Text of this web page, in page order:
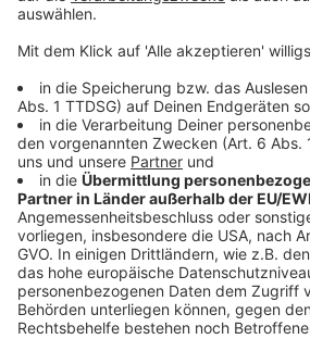
Festivals wie Sundance und
europäischen Ländern wurden
Gesamtdotierung von 4.000 Euro
Preis der Filmwerkstatt, dotiert mit
an „Aquarium“, das Kurzfilmdebüt
Regisseurs Lorenzo Puntoni. Mit
im Kurzfilmwettbewerb, gestiftet
Münsterschen Filmtheater-
1.000 Euro, wurde der britische
1st“ von Charlie Manton
Anzeige